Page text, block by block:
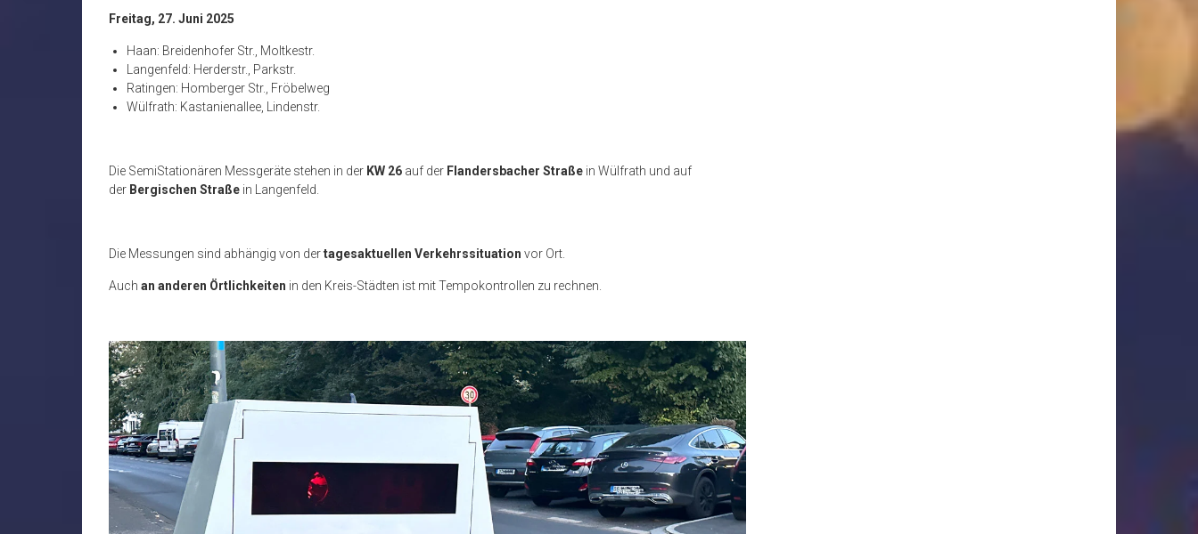
Freitag, 27. Juni 2025
Haan: Breidenhofer Str., Moltkestr.
Langenfeld: Herderstr., Parkstr.
Ratingen: Homberger Str., Fröbelweg
Wülfrath: Kastanienallee, Lindenstr.
Die SemiStationären Messgeräte stehen in der KW 26 auf der Flandersbacher Straße in Wülfrath und auf
der Bergischen Straße in Langenfeld.
Die Messungen sind abhängig von dertagesaktuellen Verkehrssituation vor Ort.
Auch an anderen Örtlichkeiten in den Kreis-Städten ist mit Tempokontrollen zu rechnen.